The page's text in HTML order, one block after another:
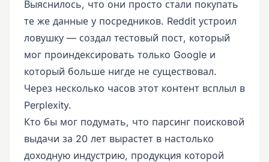
Выяснилось, что они просто стали покупать
те же данные у посредников. Reddit устроил
ловушку — создал тестовый пост, который
мог проиндексировать только Google и
который больше нигде не существовал.
Через несколько часов этот контент всплыл в
Perplexity.
Кто бы мог подумать, что парсинг поисковой
выдачи за 20 лет вырастет в настолько
доходную индустрию, продукция которой